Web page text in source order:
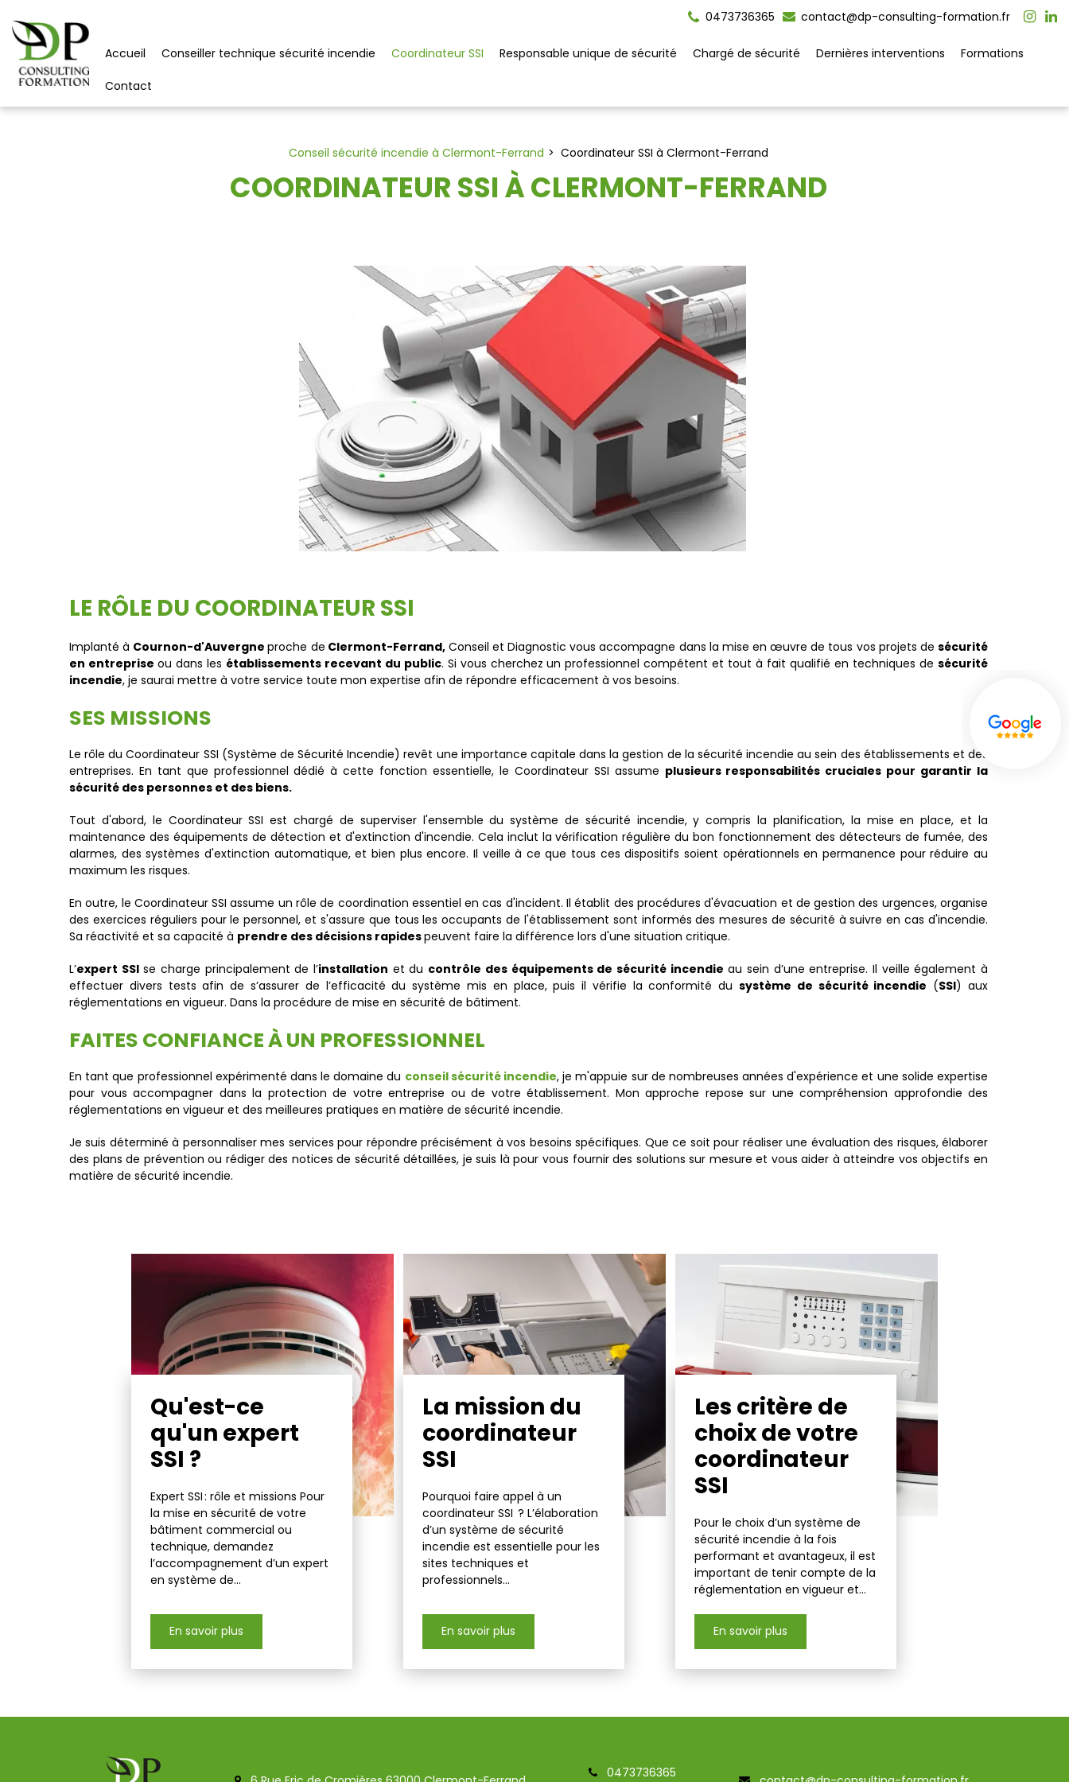
0473736365 contact@dp-consulting-formation.fr
Accueil Conseiller technique sécurité incendie Coordinateur SSI Responsable unique de sécurité Chargé de sécurité Dernières interventions Formations
Contact
Conseil sécurité incendie à Clermont-Ferrand Coordinateur SSI à Clermont-Ferrand
COORDINATEUR SSI À CLERMONT-FERRAND
LE RÔLE DU COORDINATEUR SSI
Implanté à Cournon-d'Auvergneproche de Clermont-Ferrand,Conseil et Diagnostic vous accompagne dans la mise en œuvre de tous vos projets desécurité
en entreprise ou dans les établissements recevant du public. Si vous cherchez un professionnel compétent et tout à fait qualifié en techniques desécurité
incendie, je saurai mettre à votre service toute mon expertise afin de répondre efficacement à vos besoins.
SES MISSIONS
Le rôle du Coordinateur SSI (Système de Sécurité Incendie) revêt une importance capitale dans la gestion de la sécurité incendie au sein des établissements et des
entreprises. En tant que professionnel dédié à cette fonction essentielle, le Coordinateur SSI assume plusieurs responsabilités cruciales pour garantir la
sécurité des personnes et des biens.
Tout d'abord, le Coordinateur SSI est chargé de superviser l'ensemble du système de sécurité incendie, y compris la planification, la mise en place, et la
maintenance des équipements de détection et d'extinction d'incendie. Cela inclut la vérification régulière du bon fonctionnement des détecteurs de fumée, des
alarmes, des systèmes d'extinction automatique, et bien plus encore. Il veille à ce que tous ces dispositifs soient opérationnels en permanence pour réduire au
maximum les risques.
En outre, le Coordinateur SSI assume un rôle de coordination essentiel en cas d'incident. Il établit des procédures d'évacuation et de gestion des urgences, organise
des exercices réguliers pour le personnel, et s'assure que tous les occupants de l'établissement sont informés des mesures de sécurité à suivre en cas d'incendie.
Sa réactivité et sa capacité à prendre des décisions rapidespeuvent faire la différence lors d'une situation critique.
L’expert SSIse charge principalement de l’installation et du contrôle des équipements de sécurité incendie au sein d’une entreprise. Il veille également à
effectuer divers tests afin de s’assurer de l’efficacité du système mis en place, puis il vérifie la conformité dusystème de sécurité incendie (SSI) aux
réglementations en vigueur. Dans la procédure de mise en sécurité de bâtiment.
FAITES CONFIANCE À UN PROFESSIONNEL
En tant que professionnel expérimenté dans le domaine du conseil sécurité incendie, je m'appuie sur de nombreuses années d'expérience et une solide expertise
pour vous accompagner dans la protection de votre entreprise ou de votre établissement. Mon approche repose sur une compréhension approfondie des
réglementations en vigueur et des meilleures pratiques en matière de sécurité incendie.
Je suis déterminé à personnaliser mes services pour répondre précisément à vos besoins spécifiques. Que ce soit pour réaliser une évaluation des risques, élaborer
des plans de prévention ou rédiger des notices de sécurité détaillées, je suis là pour vous fournir des solutions sur mesure et vous aider à atteindre vos objectifs en
matière de sécurité incendie.
Qu'est-ce
qu'un expert
SSI ?
Expert SSI : rôle et missions Pour
la mise en sécurité de votre
bâtiment commercial ou
technique, demandez
l’accompagnement d’un expert
en système de...
En savoir plus
La mission du
coordinateur
SSI
Pourquoi faire appel à un
coordinateur SSI ? L’élaboration
d’un système de sécurité
incendie est essentielle pour les
sites techniques et
professionnels...
En savoir plus
Les critère de
choix de votre
coordinateur
SSI
Pour le choix d’un système de
sécurité incendie à la fois
performant et avantageux, il est
important de tenir compte de la
réglementation en vigueur et...
En savoir plus
0473736365